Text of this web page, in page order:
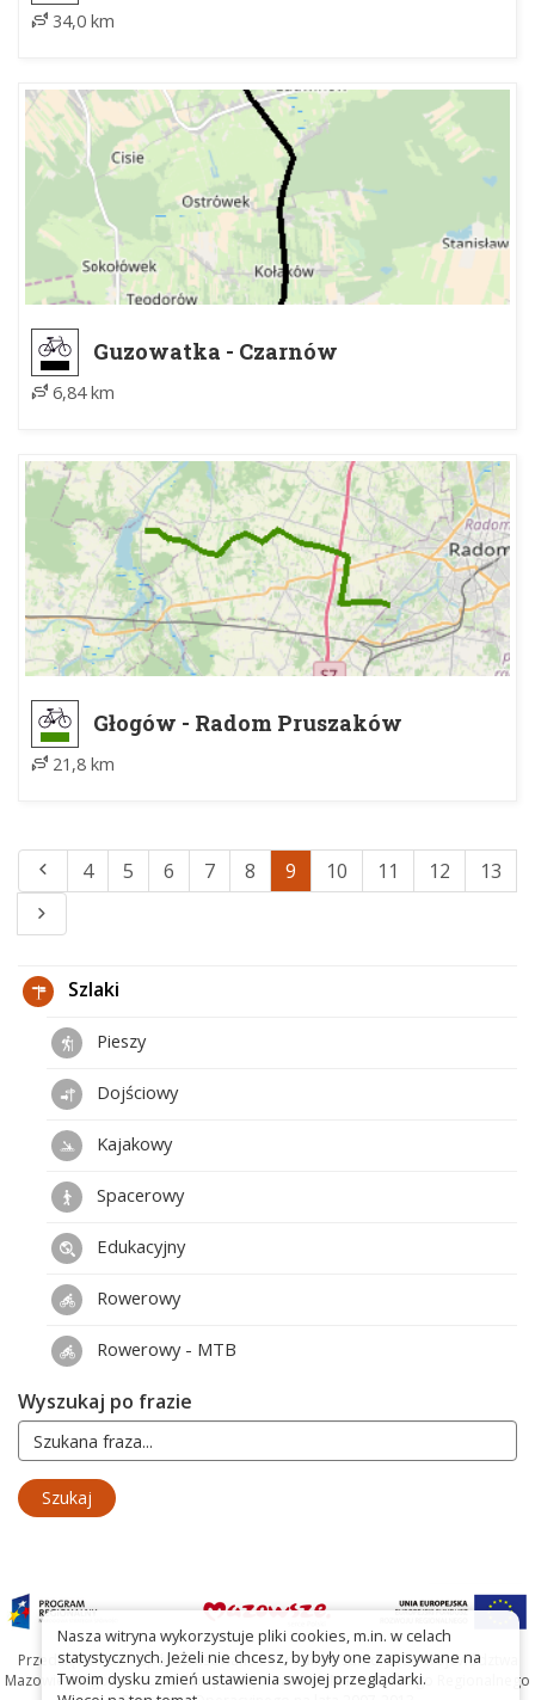
34,0 km
Guzowatka - Czarnów
6,84 km
Głogów - Radom Pruszaków
21,8 km
4 5 6 7 8 9 10 11 12 13
Szlaki
Pieszy
Dojściowy
Kajakowy
Spacerowy
Edukacyjny
Rowerowy
Rowerowy - MTB
Wyszukaj po frazie
Przedsięwzięcie współfinansowane ze środków Samorządu Województwa
Mazowieckiego oraz Unię Europejską w ramach Mazowieckiego Regionalnego
Nasza witryna wykorzystuje pliki cookies, m.in. w celach
statystycznych. Jeżeli nie chcesz, by były one zapisywane na
Twoim dysku zmień ustawienia swojej przeglądarki.